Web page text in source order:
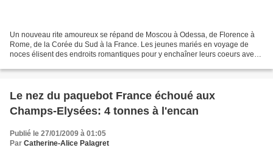
Un nouveau rite amoureux se répand de Moscou à Odessa, de Florence à
Rome, de la Corée du Sud à la France. Les jeunes mariés en voyage de
noces élisent des endroits romantiques pour y enchaîner leurs coeurs avec
Le nez du paquebot France échoué aux
Champs-Elysées: 4 tonnes à l'encan
Publié le 27/01/2009 à 01:05
Par Catherine-Alice Palagret